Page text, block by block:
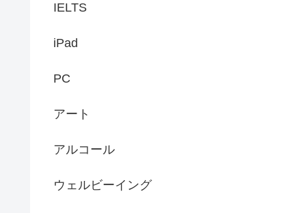
IELTS
iPad
PC
アート
アルコール
ウェルビーイング